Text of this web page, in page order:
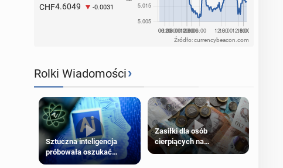
CHF4.6049 -0.0031
Źródło: currencybeacon.com
Rolki Wiadomości›
Sztuczna inteligencja
próbowała oszukać
człowieka
Zasiłki dla osób
cierpiących na
schorzenia psychiczne